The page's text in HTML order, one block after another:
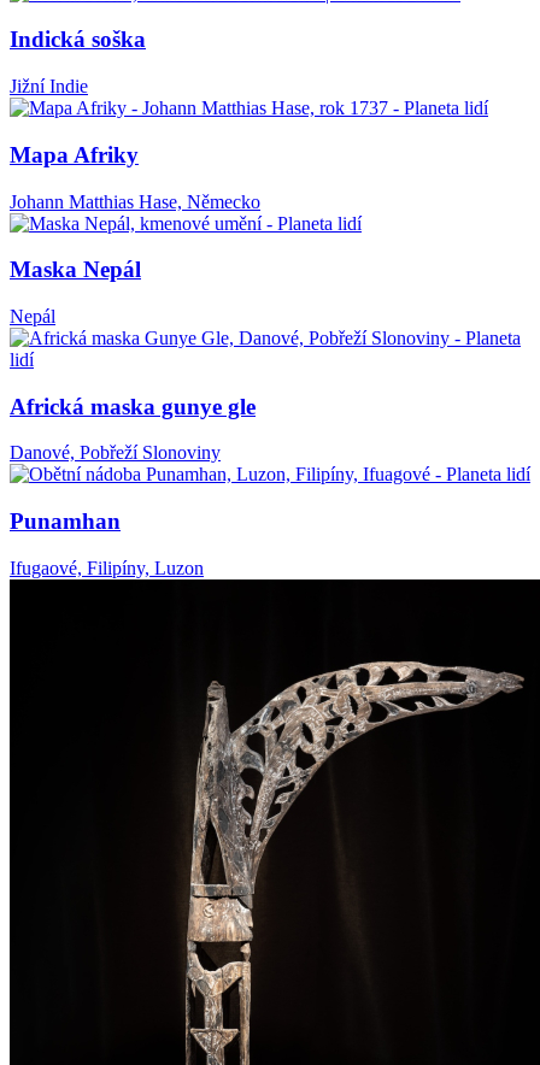
Indická soška
Jižní Indie
Mapa Afriky
Johann Matthias Hase, Německo
Maska Nepál
Nepál
Africká maska gunye gle
Danové, Pobřeží Slonoviny
Punamhan
Ifugaové, Filipíny, Luzon